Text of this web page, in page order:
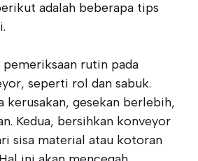
adalah beberapa tips
pemeriksaan rutin pada
seperti rol dan sabuk.
kerusakan, gesekan berlebih,
Kedua, bersihkan konveyor
sisa material atau kotoran